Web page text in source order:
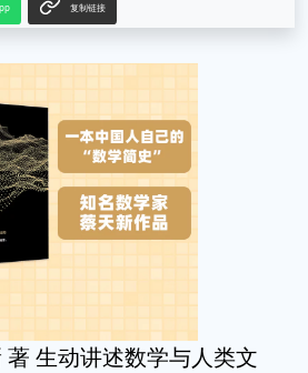
复制链接
生动讲述数学与人类文